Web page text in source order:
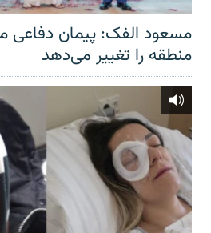
مسعود الفک: پیمان دفاعی
منطقه را تغییر می‌دهد